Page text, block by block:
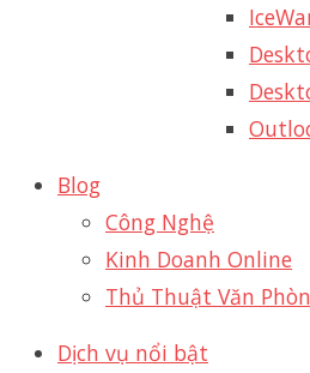
Blog
Công Nghệ
Kinh Doanh Online
Thủ Thuật Văn
Dịch vụ nổi bật